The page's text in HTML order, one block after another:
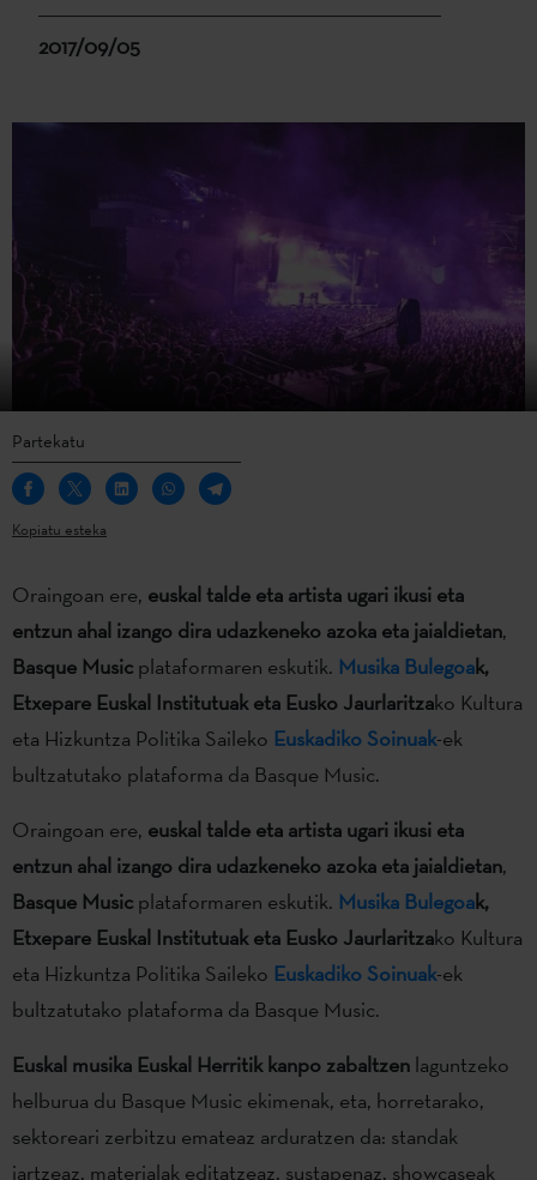
2017/09/05
Partekatu
Kopiatu esteka
Oraingoan ere, euskal talde eta artista ugari ikusi eta
entzun ahal izango dira udazkeneko azoka eta jaialdietan,
Basque Music plataformaren eskutik. Musika Bulegoak,
Etxepare Euskal Institutuak eta Eusko Jaurlaritzako Kultura
eta Hizkuntza Politika Saileko Euskadiko Soinuak-ek
bultzatutako plataforma da Basque Music.
Oraingoan ere, euskal talde eta artista ugari ikusi eta
entzun ahal izango dira udazkeneko azoka eta jaialdietan,
Basque Music plataformaren eskutik. Musika Bulegoak,
Etxepare Euskal Institutuak eta Eusko Jaurlaritzako Kultura
eta Hizkuntza Politika Saileko Euskadiko Soinuak-ek
bultzatutako plataforma da Basque Music.
Euskal musika Euskal Herritik kanpo zabaltzen laguntzeko
helburua du Basque Music ekimenak, eta, horretarako,
sektoreari zerbitzu emateaz arduratzen da: standak
jartzeaz, materialak editatzeaz, sustapenaz, showcaseak